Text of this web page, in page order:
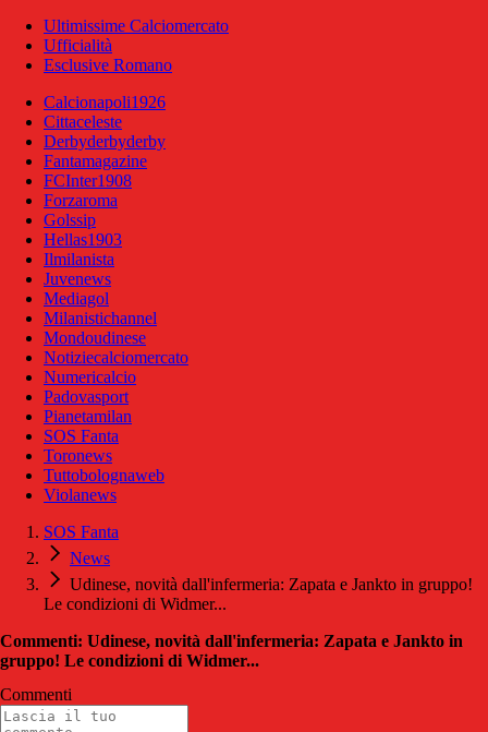
Ultimissime Calciomercato
Ufficialità
Esclusive Romano
Calcionapoli1926
Cittaceleste
Derbyderbyderby
Fantamagazine
FCInter1908
Forzaroma
Golssip
Hellas1903
Ilmilanista
Juvenews
Mediagol
Milanistichannel
Mondoudinese
Notiziecalciomercato
Numericalcio
Padovasport
Pianetamilan
SOS Fanta
Toronews
Tuttobolognaweb
Violanews
SOS Fanta
News
Udinese, novità dall'infermeria: Zapata e Jankto in gruppo!
Le condizioni di Widmer...
Commenti: Udinese, novità dall'infermeria: Zapata e Jankto in
gruppo! Le condizioni di Widmer...
Commenti